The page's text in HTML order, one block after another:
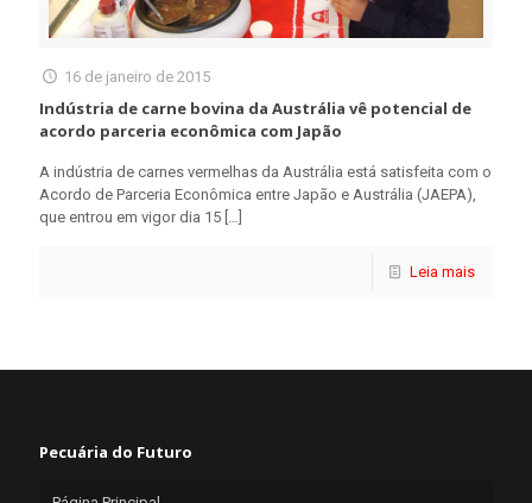
16 de janeiro de 2015
Indústria de carne bovina da Austrália vê potencial de
acordo parceria econômica com Japão
A indústria de carnes vermelhas da Austrália está satisfeita com o
Acordo de Parceria Econômica entre Japão e Austrália (JAEPA),
que entrou em vigor dia 15 […]
Leia mais
Pecuária do Futuro